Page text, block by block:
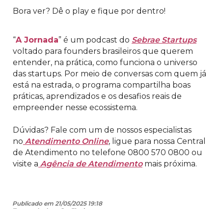
Bora ver? Dê o play e fique por dentro!
“A Jornada” é um podcast do Sebrae Startups
voltado para founders brasileiros que querem
entender, na prática, como funciona o universo
das startups. Por meio de conversas com quem já
está na estrada, o programa compartilha boas
práticas, aprendizados e os desafios reais de
empreender nesse ecossistema.
Dúvidas? Fale com um de nossos especialistas
no Atendimento Online, ligue para nossa Central
de Atendimento no telefone 0800 570 0800 ou
visite a Agência de Atendimentomais próxima.
Publicado em 21/05/2025 19:18